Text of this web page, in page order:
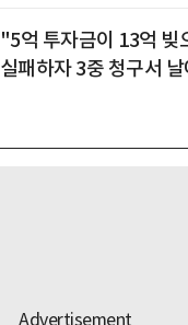
"5억 투자금이 13억
실패하자 3중 청구서